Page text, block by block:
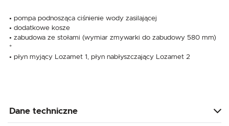
• pompa podnosząca ciśnienie wody zasilającej
• dodatkowe kosze
• zabudowa ze stołami (wymiar zmywarki do zabudowy 580 mm)
*
• płyn myjący Lozamet 1, płyn nabłyszczający Lozamet 2
Dane techniczne